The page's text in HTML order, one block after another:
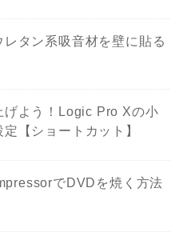
レタン系吸音材を壁に貼る
げよう！Logic Pro Xの小
【ショートカット】
でDVDを焼く方法